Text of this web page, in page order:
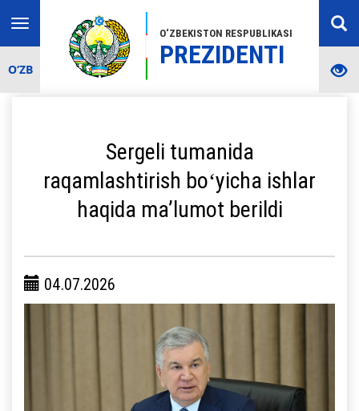
O‘ZBEKISTON RESPUBLIKASI
PREZIDENTI
Toggle
navigation
O‘ZB
Sergeli tumanida
raqamlashtirish boʻyicha ishlar
haqida maʼlumot berildi
04.07.2026